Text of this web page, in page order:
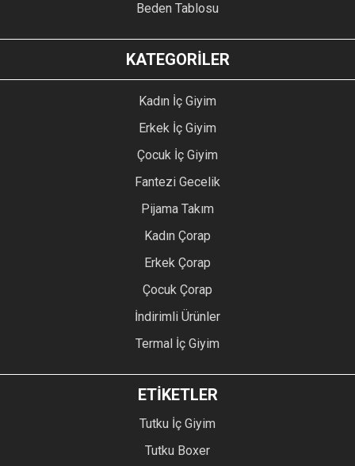
Beden Tablosu
KATEGORİLER
Kadın İç Giyim
Erkek İç Giyim
Çocuk İç Giyim
Fantezi Gecelik
Pijama Takım
Kadın Çorap
Erkek Çorap
Çocuk Çorap
İndirimli Ürünler
Termal İç Giyim
ETİKETLER
Tutku İç Giyim
Tutku Boxer